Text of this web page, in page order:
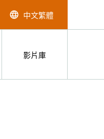
language 中文繁體
影片庫